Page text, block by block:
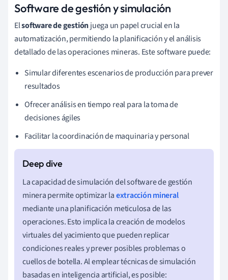
Software de gestión y simulación
Elsoftware de gestiónjuega un papel crucial en la
automatización, permitiendo la planificación y el análisis
detallado de las operaciones mineras. Este software puede:
Simular diferentes escenarios de producción para prever
resultados
Ofrecer análisis en tiempo real para la toma de
decisiones ágiles
Facilitar la coordinación de maquinaria y personal
La capacidad de simulación del software de gestión
minera permite optimizar laextracción mineral
mediante una planificación meticulosa de las
operaciones. Esto implica la creación de modelos
virtuales del yacimiento que pueden replicar
condiciones reales y prever posibles problemas o
cuellos de botella. Al emplear técnicas de simulación
basadas en inteligencia artificial, es posible: